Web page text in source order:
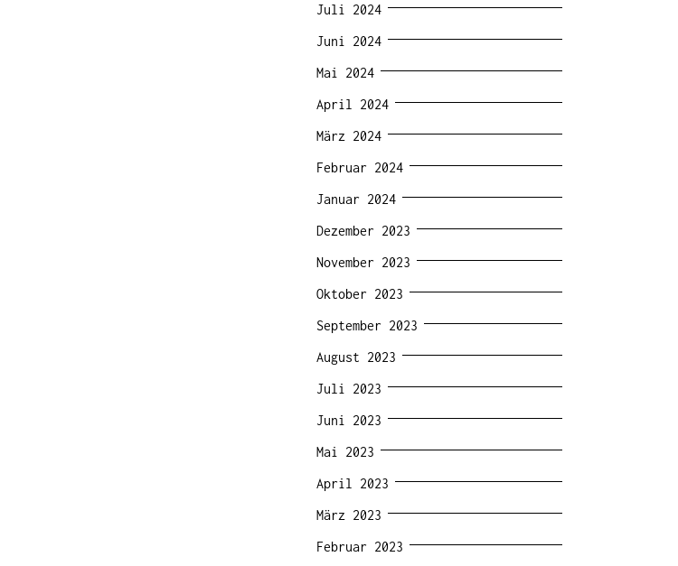
Juli 2024
Juni 2024
Mai 2024
April 2024
März 2024
Februar 2024
Januar 2024
Dezember 2023
November 2023
Oktober 2023
September 2023
August 2023
Juli 2023
Juni 2023
Mai 2023
April 2023
März 2023
Februar 2023